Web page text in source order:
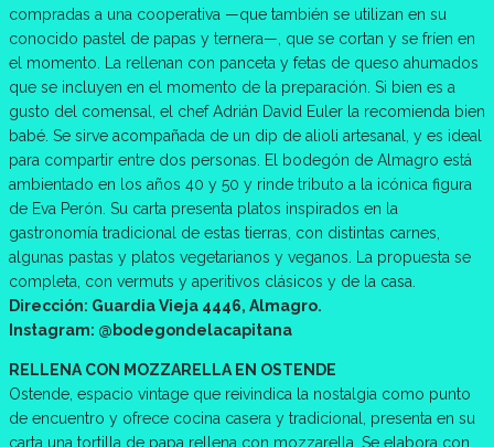
compradas a una cooperativa —que también se utilizan en su
conocido pastel de papas y ternera—, que se cortan y se fríen en
el momento. La rellenan con panceta y fetas de queso ahumados
que se incluyen en el momento de la preparación. Si bien es a
gusto del comensal, el chef Adrián David Euler la recomienda bien
babé. Se sirve acompañada de un dip de alioli artesanal, y es ideal
para compartir entre dos personas. El bodegón de Almagro está
ambientado en los años 40 y 50 y rinde tributo a la icónica figura
de Eva Perón. Su carta presenta platos inspirados en la
gastronomía tradicional de estas tierras, con distintas carnes,
algunas pastas y platos vegetarianos y veganos. La propuesta se
completa, con vermuts y aperitivos clásicos y de la casa.
Dirección: Guardia Vieja 4446, Almagro.
Instagram: @bodegondelacapitana
RELLENA CON MOZZARELLA EN OSTENDE
Ostende, espacio vintage que reivindica la nostalgia como punto
de encuentro y ofrece cocina casera y tradicional, presenta en su
carta una tortilla de papa rellena con mozzarella. Se elabora con